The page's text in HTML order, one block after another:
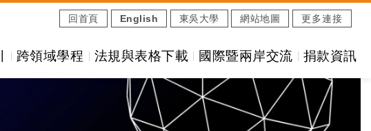
跨領域學程 法規與表格下載 國際暨兩岸交流 捐款資訊
回首頁 English 東吳大學 網站地圖 更多連接